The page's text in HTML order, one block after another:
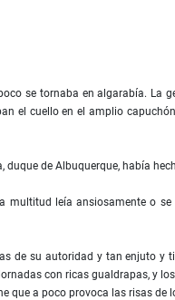
se tornaba en algarabía. La
el cuello en el amplio
duque de Albuquerque, había
multitud leía ansiosamente o
de su autoridad y tan enjuto y
con ricas gualdrapas, y
que a poco provoca las risas de